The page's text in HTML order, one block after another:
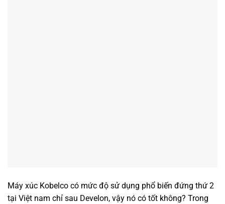
Máy xúc Kobelco có mức độ sử dụng phổ biến đứng thứ 2
tại Việt nam chỉ sau Develon, vậy nó có tốt không? Trong